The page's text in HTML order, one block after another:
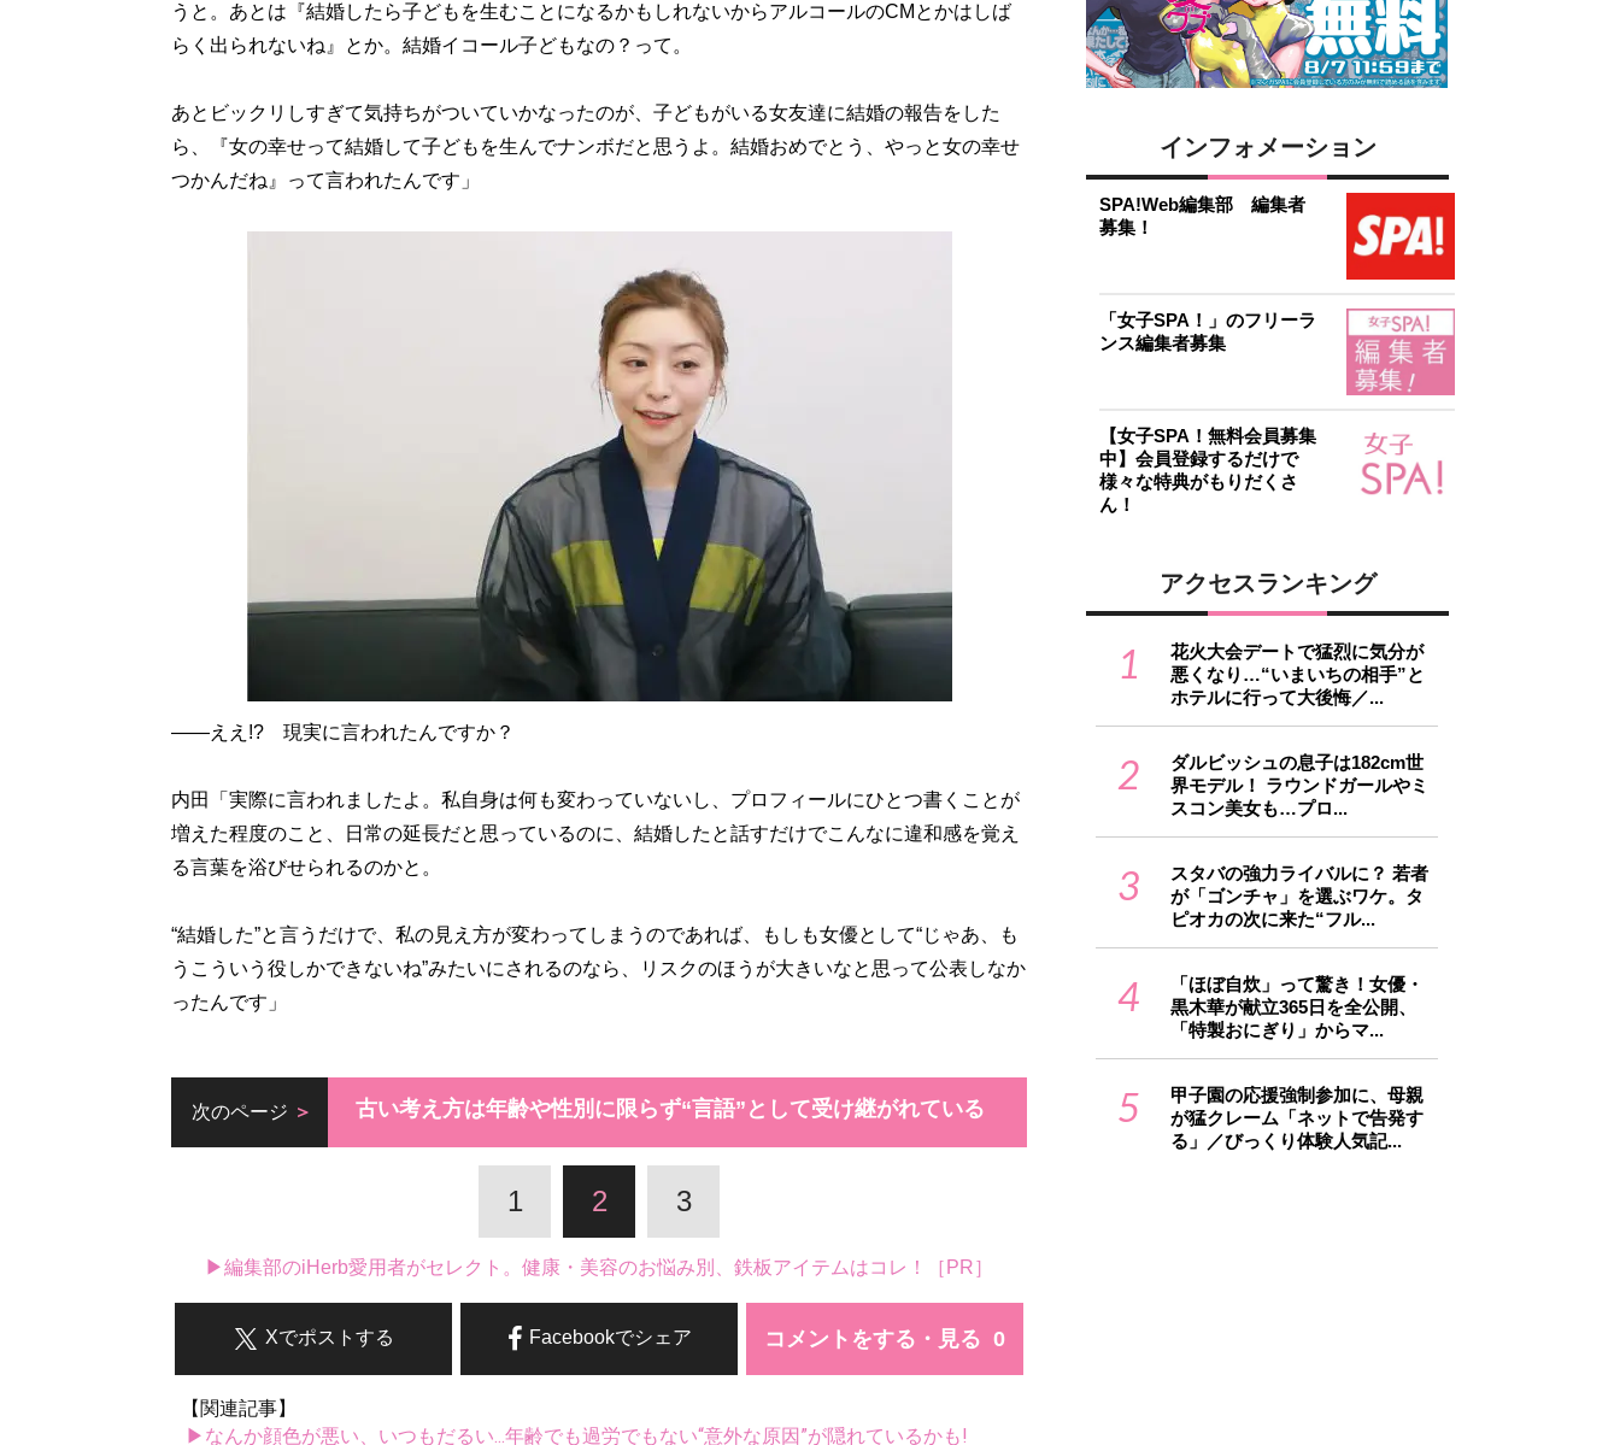
うと。あとは『結婚したら子どもを生むことになるかもしれないからアルコールのCMとかはしば
らく出られないね』とか。結婚イコール子どもなの？って。
あとビックリしすぎて気持ちがついていかなったのが、子どもがいる女友達に結婚の報告をした
ら、『女の幸せって結婚して子どもを生んでナンボだと思うよ。結婚おめでとう、やっと女の幸せ
つかんだね』って言われたんです」
――ええ!? 現実に言われたんですか？
内田「実際に言われましたよ。私自身は何も変わっていないし、プロフィールにひとつ書くことが
増えた程度のこと、日常の延長だと思っているのに、結婚したと話すだけでこんなに違和感を覚え
る言葉を浴びせられるのかと。
“結婚した”と言うだけで、私の見え方が変わってしまうのであれば、もしも女優として“じゃあ、も
うこういう役しかできないね”みたいにされるのなら、リスクのほうが大きいなと思って公表しなか
ったんです」
次のページ 古い考え方は年齢や性別に限らず“言語”として受け継がれている
1 2 3
▶編集部のiHerb愛用者がセレクト。健康・美容のお悩み別、鉄板アイテムはコレ！［PR］
コメントをする・見る
Facebookでシェア
Xでポストする
【関連記事】
▶なんか顔色が悪い、いつもだるい...年齢でも過労でもない“意外な原因”が隠れているかも!
インフォメーション
SPA!Web編集部 編集者
募集！
「女子SPA！」のフリーラ
ンス編集者募集
【女子SPA！無料会員募集
中】会員登録するだけで
様々な特典がもりだくさ
ん！
アクセスランキング
1
花火大会デートで猛烈に気分が
悪くなり…“いまいちの相手”と
ホテルに行って大後悔／...
2
ダルビッシュの息子は182cm世
界モデル！ ラウンドガールやミ
スコン美女も…プロ...
3
スタバの強力ライバルに？ 若者
が「ゴンチャ」を選ぶワケ。タ
ピオカの次に来た“フル...
4
「ほぼ自炊」って驚き！女優・
黒木華が献立365日を全公開、
「特製おにぎり」からマ...
5
甲子園の応援強制参加に、母親
が猛クレーム「ネットで告発す
る」／びっくり体験人気記...